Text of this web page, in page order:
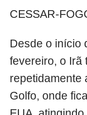
CESSAR-
Desde o início
fevereiro, o Irã
repetidamente
Golfo, onde